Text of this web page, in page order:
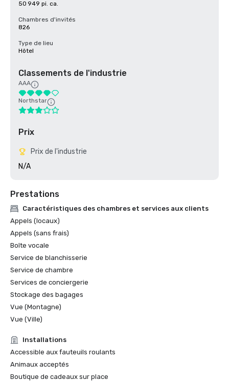
50 949 pi. ca.
Chambres d'invités
826
Type de lieu
Hôtel
Classements de l'industrie
AAA
Northstar
Prix
Prix de l'industrie
N/A
Prestations
Caractéristiques des chambres et services aux clients
Appels (locaux)
Appels (sans frais)
Boîte vocale
Service de blanchisserie
Service de chambre
Services de conciergerie
Stockage des bagages
Vue (Montagne)
Vue (Ville)
Installations
Accessible aux fauteuils roulants
Animaux acceptés
Boutique de cadeaux sur place